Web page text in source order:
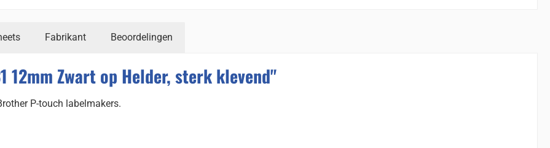
Fabrikant Beoordelingen
12mm Zwart op Helder, sterk klevend"
P-touch labelmakers.